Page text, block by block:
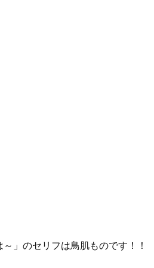
」のセリフは鳥肌ものです！！